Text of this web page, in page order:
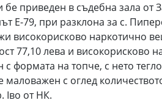
приведен в съдебна зала от
Е-79, при разклона за с.
наркотично
77,10 лева и
формата на топче, с нето
с оглед
Іво от НК.